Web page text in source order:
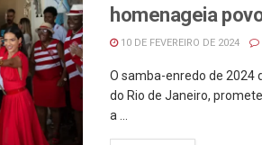
homenageia
10 DE FEVEREIRO DE 2024
O samba-enredo de 2024
do Rio de Janeiro,
a ...